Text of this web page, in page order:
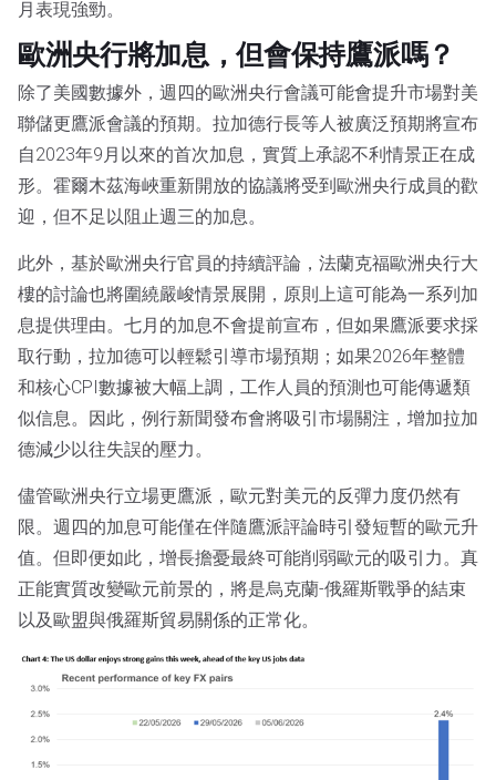
月表現強勁。
歐洲央行將加息，但會保持鷹派嗎？
除了美國數據外，週四的歐洲央行會議可能會提升市場對美
聯儲更鷹派會議的預期。拉加德行長等人被廣泛預期將宣布
自2023年9月以來的首次加息，實質上承認不利情景正在成
形。霍爾木茲海峽重新開放的協議將受到歐洲央行成員的歡
迎，但不足以阻止週三的加息。
此外，基於歐洲央行官員的持續評論，法蘭克福歐洲央行大
樓的討論也將圍繞嚴峻情景展開，原則上這可能為一系列加
息提供理由。七月的加息不會提前宣布，但如果鷹派要求採
取行動，拉加德可以輕鬆引導市場預期；如果2026年整體
和核心CPI數據被大幅上調，工作人員的預測也可能傳遞類
似信息。因此，例行新聞發布會將吸引市場關注，增加拉加
德減少以往失誤的壓力。
儘管歐洲央行立場更鷹派，歐元對美元的反彈力度仍然有
限。週四的加息可能僅在伴隨鷹派評論時引發短暫的歐元升
值。但即便如此，增長擔憂最終可能削弱歐元的吸引力。真
正能實質改變歐元前景的，將是烏克蘭-俄羅斯戰爭的結束
以及歐盟與俄羅斯貿易關係的正常化。